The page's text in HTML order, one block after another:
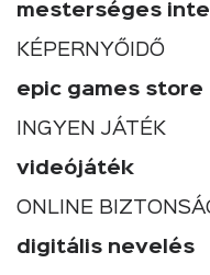
mesterséges
KÉPERNYŐIDŐ
epic games store
INGYEN JÁTÉK
videójáték
ONLINE
digitális nevelés